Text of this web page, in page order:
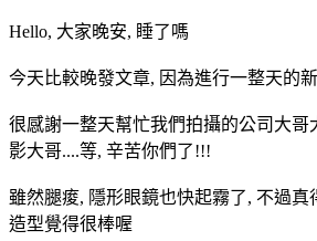
Hello, 大家晚安, 睡了嗎
今天比較晚發文章, 因為進行一整天的
很感謝一整天幫忙我們拍攝的公司大哥
影大哥....等, 辛苦你們了!!!
雖然腿痠, 隱形眼鏡也快起霧了, 不過真
造型覺得很棒喔